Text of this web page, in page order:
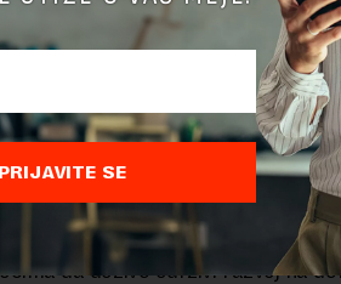
će One Two Three pomoći našim
života, pružajući im neophodnu
u održivom poslovanju na
Vršcu predstavila jedan od svojih
mobilnu platformu.
turneje kroz četiri evropske
Crnoj Gori i Bosni i Hercegovini,
da dožive održivi razvoj na
PRIJAVITE SE